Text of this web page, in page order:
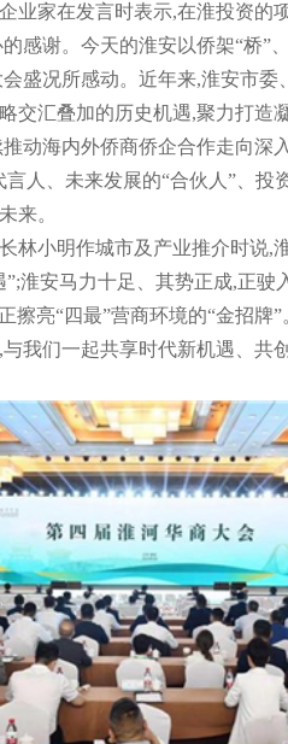
业家在发言时表示,在淮投资的
感谢。今天的淮安以侨架“桥”
盛况所感动。近年来,淮安市
交汇叠加的历史机遇,聚力打造
动海内外侨商侨企合作走向深
人、未来发展的“合伙人”、投
来。
林小明作城市及产业推介时说,
淮安马力十足、其势正成,正驶
擦亮“四最”营商环境的“金招牌
我们一起共享时代新机遇、共